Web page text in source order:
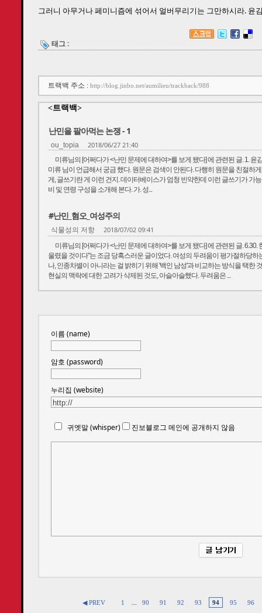
그러니 아무거나 페미니즘에 섞어서 얼버무리기는 그만하시라. 윤
태그 :
트랙백 주소 : http://blog.jinbo.net/aumilieu/trackback/988
<트랙백>
난민을 팔아먹는 논쟁 - 1
ou_topia 2018/06/27 21:40
미류님의 [어쩌다가 <난민 문제에 대하여>를 보게 됐다] 에 관련된 글. 1.
미류 님이 언급해서 궁금 했다. 원문은 검색이 안된다. 다행히 원문을 친절하
게, 글쓰기란 게 이런 건지. 데이터베이스가 엄청 빈약한데 이런 글쓰기가 가
비 및 연령 구성을 소개해 본다. 가. 성...
#난민_혐오_여성주의
식물성의 저항 2018/07/02 09:41
미류님의 [어쩌다가 <난민 문제에 대하여>를 보게 됐다] 에 관련된 글.
울렸을 것이다"는 조금 당혹스러운 글이었다. 여성의 두려움이 평가절하당
나, 인종차별이 아니라는 걸 밝히기 위해 '백인 남성'과 비교하는 방식을 택한
현실의 맥락에 대한 고려가 삭제된 것도, 아슬아슬했다. 두려움은 ...
이름 (name)
암호 (password)
누리집 (website)
귀엣말 (whisper) 진보블로그 메인에 공개하지 않음
◀ PREV 1 90 91 92 93 94 95 96